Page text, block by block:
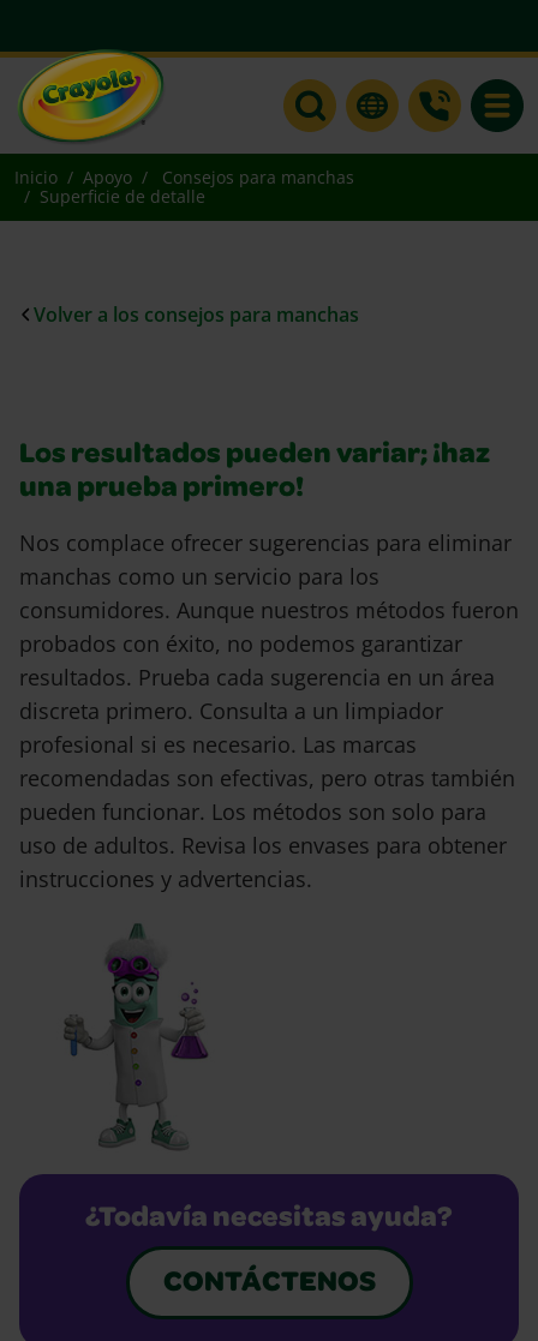
Inicio Apoyo
Consejos para manchas
Superficie de detalle
Volver a los consejos para manchas
Los resultados pueden variar; ¡haz
una prueba primero!
Nos complace ofrecer sugerencias para eliminar
manchas como un servicio para los
consumidores. Aunque nuestros métodos fueron
probados con éxito, no podemos garantizar
resultados. Prueba cada sugerencia en un área
discreta primero. Consulta a un limpiador
profesional si es necesario. Las marcas
recomendadas son efectivas, pero otras también
pueden funcionar. Los métodos son solo para
uso de adultos. Revisa los envases para obtener
instrucciones y advertencias.
¿Todavía necesitas ayuda?
CONTÁCTENOS